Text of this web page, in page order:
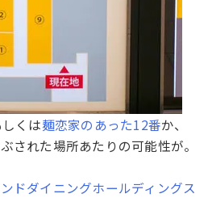
くは麺恋家のあった12番か、
された場所あたりの可能性が。
ドダイニングホールディングス